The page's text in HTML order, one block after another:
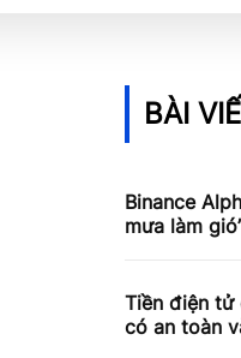
BÀI
Binance
mưa làm
Tiền điện tử
có an toàn